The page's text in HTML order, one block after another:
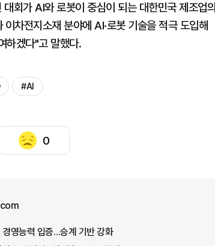
회가 AI와 로봇이 중심이 되는 대한민국 제조업의
차전지소재 분야에 AI·로봇 기술을 적극 도입해
하겠다"고 말했다.
#AI
0
영능력 입증…승계 기반 강화